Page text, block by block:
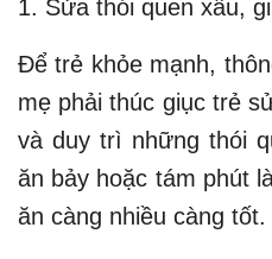
1. Sửa thói quen xấu,
Để trẻ khỏe mạnh,
mẹ phải thúc giục trẻ
và duy trì những thói
ăn bảy hoặc tám phút
ăn càng nhiều càng tốt.